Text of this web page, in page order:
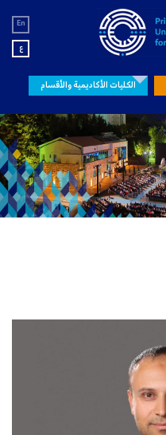
En
ع
الكليات الأكاديمية والأقسام